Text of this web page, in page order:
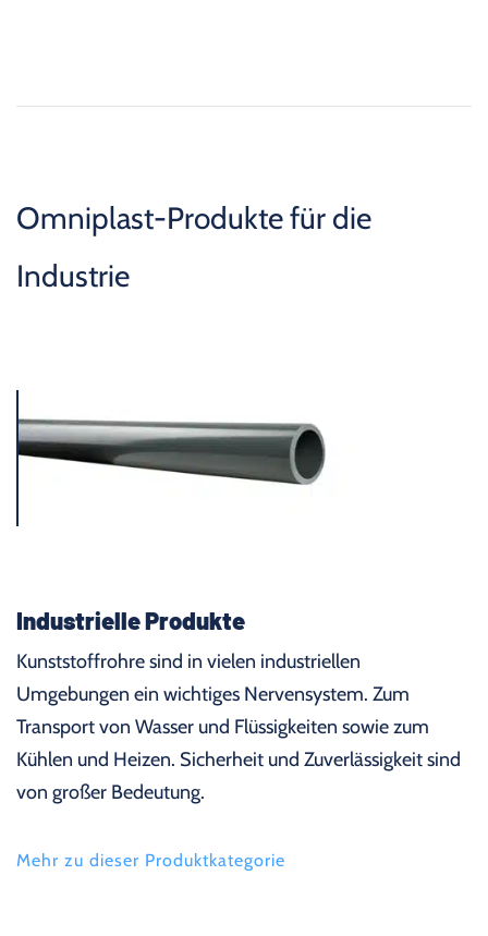
Omniplast-Produkte für die
Industrie
Industrielle Produkte
Kunststoffrohre sind in vielen industriellen
Umgebungen ein wichtiges Nervensystem. Zum
Transport von Wasser und Flüssigkeiten sowie zum
Kühlen und Heizen. Sicherheit und Zuverlässigkeit sind
von großer Bedeutung.
Mehr zu dieser Produktkategorie